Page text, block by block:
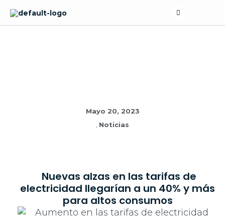
content
Mayo 20, 2023
Noticias
Nuevas alzas en las tarifas de
electricidad llegarían a un 40% y más
para altos consumos